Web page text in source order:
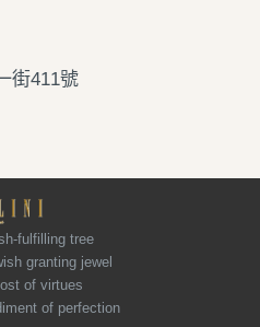
街411號
fulfilling tree
granting jewel
of virtues
of perfection